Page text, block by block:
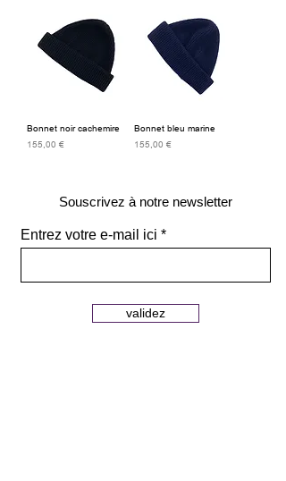
Bonnet noir cachemire
Prix
155,00 €
Bonnet bleu marine
Prix
155,00 €
Souscrivez à notre newsletter
Entrez votre e-mail ici
validez